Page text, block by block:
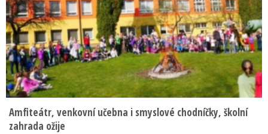
Amfiteátr, venkovní učebna i smyslové chodníčky, školní
zahrada ožije